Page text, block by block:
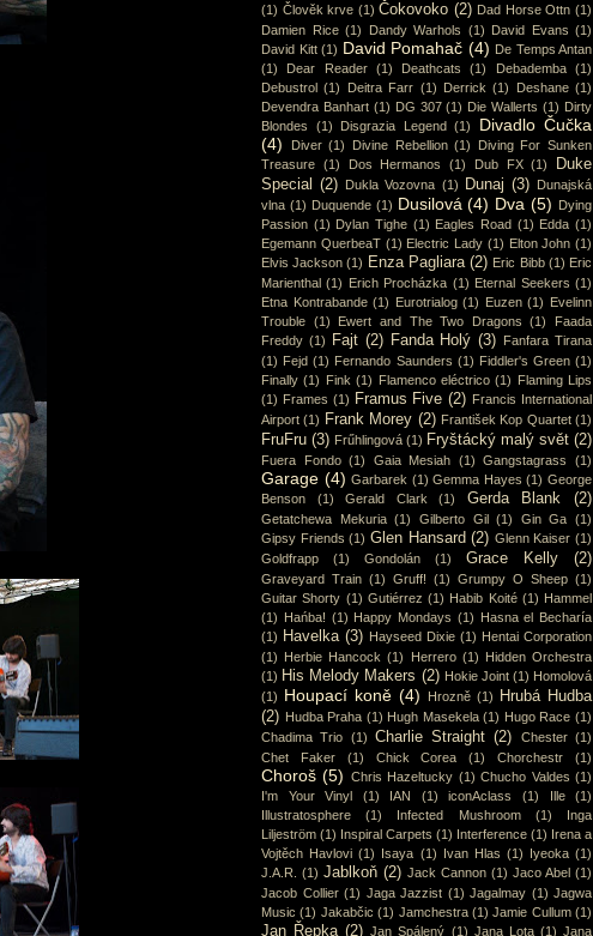
(1) Člověk krve (1) Čokovoko (2) Dad Horse Ottn (1)
Damien Rice (1) Dandy Warhols (1) David Evans (1)
David Kitt (1) David Pomahač (4) De Temps Antan
(1)
Dear Reader (1) Deathcats (1) Debademba
(1)
Debustrol
(1) Deitra Farr (1) Derrick (1) Deshane (1)
Devendra Banhart (1) DG 307 (1) Die Wallerts (1) Dirty
Blondes
(1) Disgrazia Legend (1)
Divadlo Čučka
(4)
Diver (1) Divine Rebellion (1)
Diving For Sunken
Treasure (1) Dos Hermanos (1) Dub FX (1)
Duke
Special (2) Dukla Vozovna (1) Dunaj (3)
Dunajská
vlna (1) Duquende (1) Dusilová (4) Dva (5)
Dying
Passion (1) Dylan Tighe (1) Eagles Road (1) Edda (1)
Egemann QuerbeaT (1) Electric Lady (1) Elton John (1)
Elvis Jackson (1) Enza Pagliara (2) Eric Bibb (1) Eric
Marienthal (1) Erich Procházka (1) Eternal Seekers (1)
Etna Kontrabande (1) Eurotrialog (1) Euzen (1)
Evelinn
Trouble (1) Ewert and The Two Dragons (1)
Faada
Freddy (1) Fajt (2) Fanda Holý (3)
Fanfara Tirana
(1) Fejd (1) Fernando Saunders (1) Fiddler's Green (1)
Finally (1) Fink (1) Flamenco eléctrico (1)
Flaming Lips
(1) Frames (1) Framus Five (2) Francis International
Airport (1) Frank Morey (2) František Kop Quartet (1)
FruFru (3) Frűhlingová (1) Fryštácký malý svět (2)
Fuera Fondo (1) Gaia Mesiah (1) Gangstagrass (1)
Garage (4) Garbarek (1) Gemma Hayes (1) George
Benson
(1) Gerald Clark (1) Gerda Blank (2)
Getatchewa Mekuria (1) Gilberto Gil (1) Gin Ga (1)
Gipsy Friends (1) Glen Hansard (2) Glenn Kaiser (1)
Goldfrapp
(1) Gondolán (1) Grace Kelly (2)
Graveyard Train (1) Gruff! (1) Grumpy O Sheep (1)
Guitar Shorty (1) Gutiérrez (1) Habib Koité (1) Hammel
(1)
Hańba! (1) Happy Mondays (1)
Hasna el Becharía
(1) Havelka (3) Hayseed Dixie (1) Hentai Corporation
(1)
Herbie Hancock (1) Herrero (1)
Hidden Orchestra
(1) His Melody Makers (2) Hokie Joint (1) Homolová
(1) Houpací koně (4) Hrozně (1)
Hrubá Hudba
(2) Hudba Praha (1) Hugh Masekela (1) Hugo Race (1)
Chadima Trio (1) Charlie Straight (2) Chester (1)
Chet Faker
(1) Chick Corea (1) Chorchestr (1)
Choroš (5) Chris Hazeltucky (1) Chucho Valdes (1)
I'm Your Vinyl
(1) IAN (1) iconAclass (1) Ille
(1)
Illustratosphere
(1) Infected Mushroom (1)
Inga
Liljeström (1) Inspiral Carpets (1) Interference (1) Irena a
Vojtěch Havlovi (1) Isaya (1) Ivan Hlas (1) Iyeoka (1)
J.A.R. (1) Jablkoň (2) Jack Cannon (1) Jaco Abel (1)
Jacob Collier (1) Jaga Jazzist (1) Jagalmay (1) Jagwa
Music (1) Jakabčic (1) Jamchestra (1) Jamie Cullum (1)
Jan Řepka (2) Jan Spálený (1) Jana Lota (1) Jana